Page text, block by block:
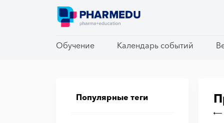
Обучение Календарь событий
Обучение Календарь событий
Популярные теги